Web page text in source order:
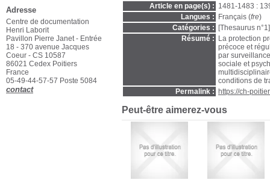
Article en page(s) : 1481-1483 :
Langues :
Français (fre)
Catégories :
[Thesaurus
Résumé :
La protection
précoce et
par
sociale et
conditions de
Permalink :
https://ch-
Peut-être aimerez-vous
Adresse
Centre de documentation
Henri Laborit
Pavillon Pierre Janet - Entrée
18 - 370 avenue Jacques
Coeur - CS 10587
86021 Cedex Poitiers
France
05-49-44-57-57 Poste 5084
contact